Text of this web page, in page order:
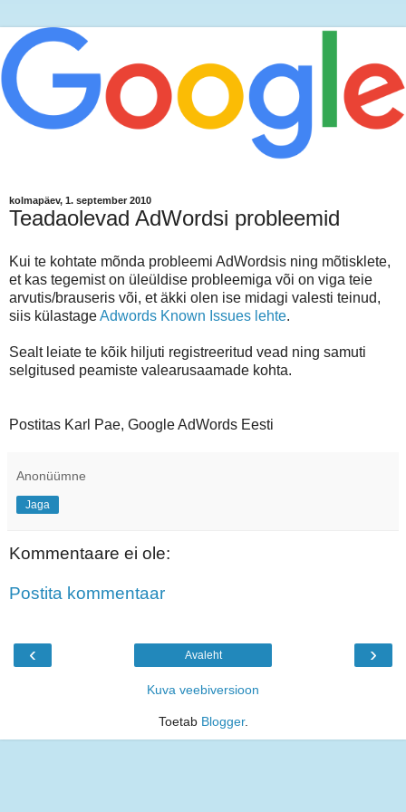
kolmapäev, 1. september 2010
Teadaolevad AdWordsi probleemid
Kui te kohtate mõnda probleemi AdWordsis ning mõtisklete,
et kas tegemist on üleüldise probleemiga või on viga teie
arvutis/brauseris või, et äkki olen ise midagi valesti teinud,
siis külastageAdwords Known Issues lehte.
Sealt leiate te kõik hiljuti registreeritud vead ning samuti
selgitused peamiste valearusaamade kohta.
Postitas Karl Pae, Google AdWords Eesti
Anonüümne
Jaga
Kommentaare ei ole:
Postita kommentaar
‹ ›
Avaleht
Kuva veebiversioon
Toetab Blogger.